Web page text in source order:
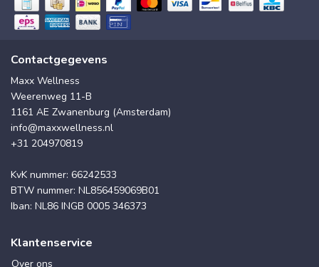
Contactgegevens
Maxx Wellness
Weerenweg 11-B
1161 AE Zwanenburg (Amsterdam)
info@maxxwellness.nl
+31 204970819
KvK nummer: 66242533
BTW nummer: NL856459069B01
Iban: NL86 INGB 0005 346373
Klantenservice
Over ons